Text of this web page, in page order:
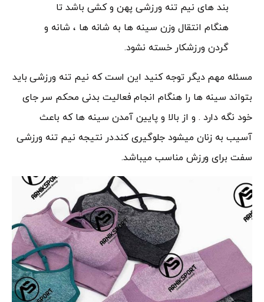
بند های نیم تنه ورزشی پهن و کشی باشد تا
هنگام انتقال وزن سینه ها به شانه ها ، شانه و
گردن ورزشکار خسته نشود.
مسئله مهم دیگر توجه کنید این است که نیم تنه ورزشی باید
بتواند سینه ها را هنگام انجام فعالیت بدنی محکم سر جای
خود نگه دارد . و از بالا و پایین آمدن سینه ها که باعث
آسیب به زنان میشود جلوگیری کند.در نتیجه نیم تنه ورزشی
سفت برای ورزش مناسب میباشد.